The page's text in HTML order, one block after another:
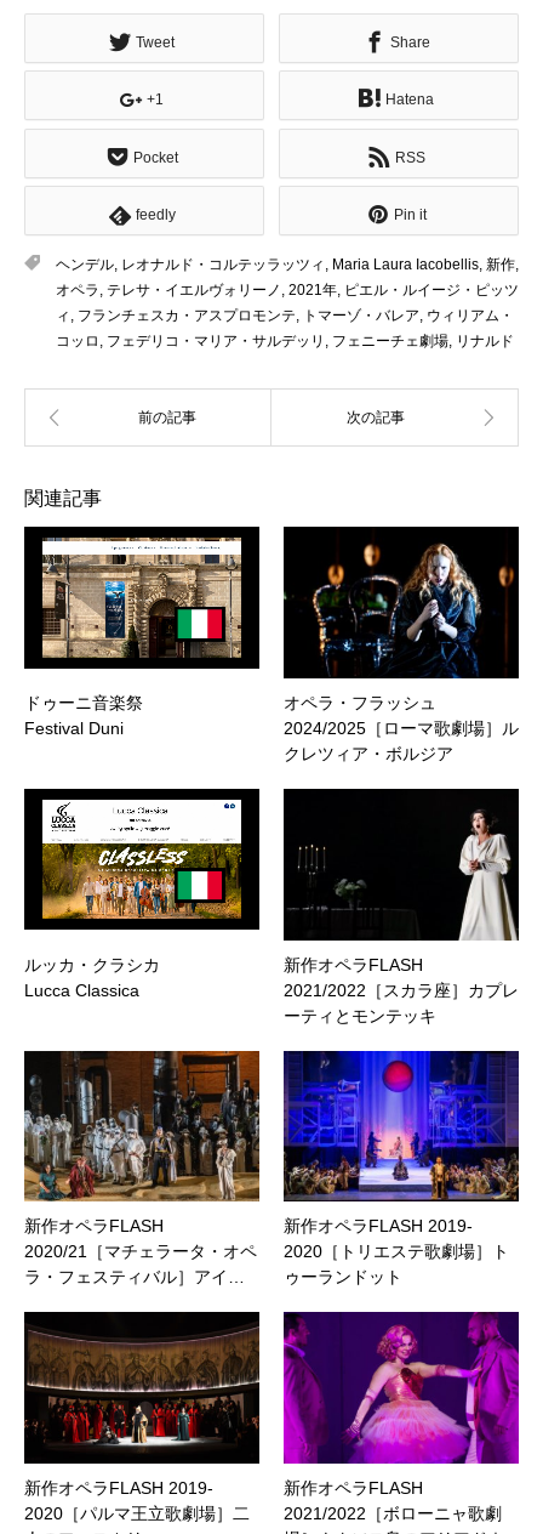
Tweet Share
+1 Hatena
Pocket RSS
feedly Pin it
ヘンデル, レオナルド・コルテッラッツィ , Maria Laura Iacobellis, 新作,
オペラ , テレサ・イエルヴォリーノ , 2021年, ピエル・ルイージ・ピッツ
ィ , フランチェスカ・アスプロモンテ, トマーゾ・バレア, ウィリアム・
コッロ , フェデリコ・マリア・サルデッリ , フェニーチェ劇場, リナルド
関連記事
ドゥーニ音楽祭
Festival Duni
オペラ・フラッシュ
2024/2025［ローマ歌劇場］ル
クレツィア・ボルジア
ルッカ・クラシカ
Lucca Classica
新作オペラFLASH
2021/2022［スカラ座］カプレ
ーティとモンテッキ
新作オペラFLASH
2020/21［マチェラータ・オペ
ラ・フェスティバル］アイ…
新作オペラFLASH 2019-
2020［トリエステ歌劇場］ト
ゥーランドット
新作オペラFLASH 2019-
2020［パルマ王立歌劇場］二
新作オペラFLASH
2021/2022［ボローニャ歌劇